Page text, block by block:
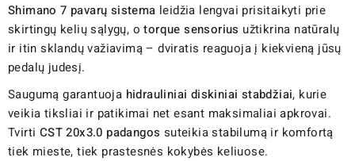
Shimano 7 pavarų sistema leidžia lengvai prisitaikyti prie
skirtingų kelių sąlygų, otorque sensorius užtikrina natūralų
ir itin sklandų važiavimą – dviratis reaguoja į kiekvieną jūsų
pedalų judesį.
Saugumą garantuoja hidrauliniai diskiniai stabdžiai, kurie
veikia tiksliai ir patikimai net esant maksimaliai apkrovai.
Tvirti CST 20x3.0 padangos suteikia stabilumą ir komfortą
tiek mieste, tiek prastesnės kokybės keliuose.